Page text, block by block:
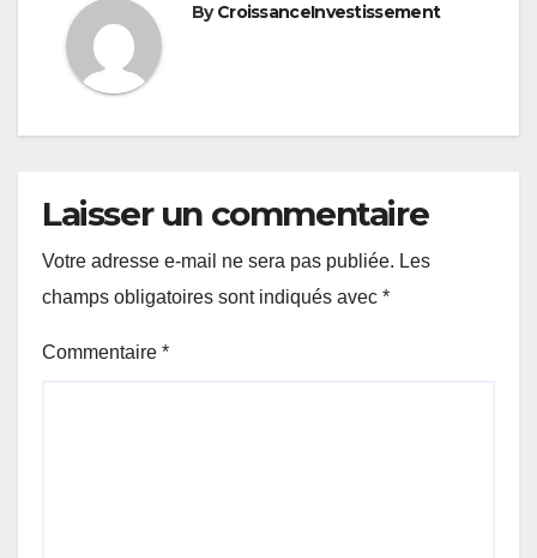
ByCroissanceInvestissement
Laisser un commentaire
Votre adresse e-mail ne sera pas publiée. Les
champs obligatoires sont indiqués avec *
Commentaire *